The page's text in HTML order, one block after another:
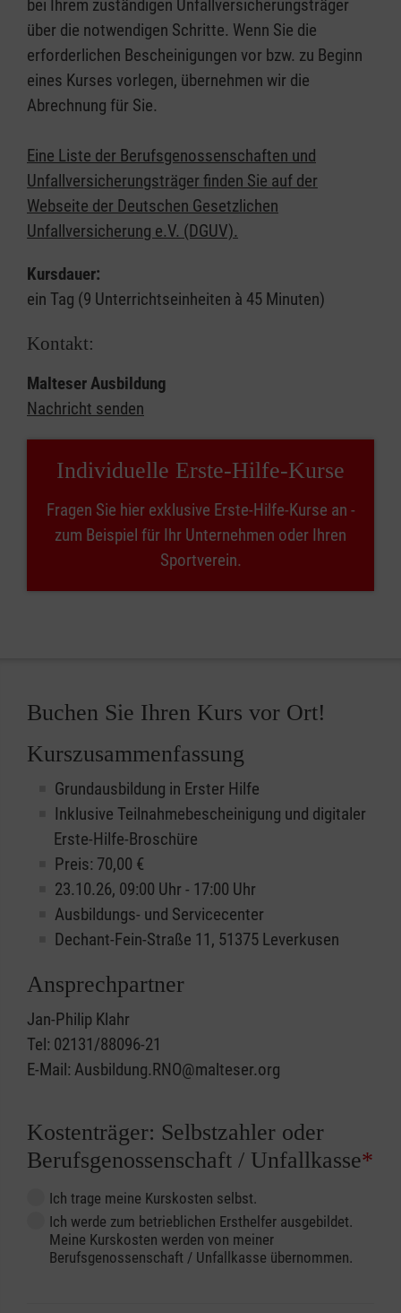
bei Ihrem zuständigen Unfallversicherungsträger
über die notwendigen Schritte. Wenn Sie die
erforderlichen Bescheinigungen vor bzw. zu Beginn
eines Kurses vorlegen, übernehmen wir die
Abrechnung für Sie.
Eine Liste der Berufsgenossenschaften und
Unfallversicherungsträger finden Sie auf der
Webseite der Deutschen Gesetzlichen
Unfallversicherung e.V. (DGUV).
Kursdauer:
ein Tag (9 Unterrichtseinheiten à 45 Minuten)
Kontakt:
Malteser Ausbildung
Nachricht senden
Individuelle Erste-Hilfe-Kurse
Fragen Sie hier exklusive Erste-Hilfe-Kurse an -
zum Beispiel für Ihr Unternehmen oder Ihren
Sportverein.
Buchen Sie Ihren Kurs vor Ort!
Kurszusammenfassung
Grundausbildung in Erster Hilfe
Inklusive Teilnahmebescheinigung und digitaler
Erste-Hilfe-Broschüre
Preis: 70,00 €
23.10.26, 09:00 Uhr - 17:00 Uhr
Ausbildungs- und Servicecenter
Dechant-Fein-Straße 11, 51375 Leverkusen
Ansprechpartner
Jan-Philip Klahr
Tel: 02131/88096-21
E-Mail: Ausbildung.RNO@malteser.org
Kostenträger: Selbstzahler oder
Berufsgenossenschaft / Unfallkasse*
Ich trage meine Kurskosten selbst.
Ich werde zum betrieblichen Ersthelfer ausgebildet.
Meine Kurskosten werden von meiner
Berufsgenossenschaft / Unfallkasse übernommen.